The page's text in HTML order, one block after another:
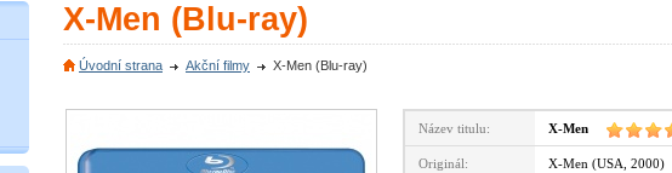
X-Men (Blu-ray)
Úvodní strana Akční filmy X-Men (Blu-ray)
Název titulu: X-Men
Originál: X-Men (USA, 2000)